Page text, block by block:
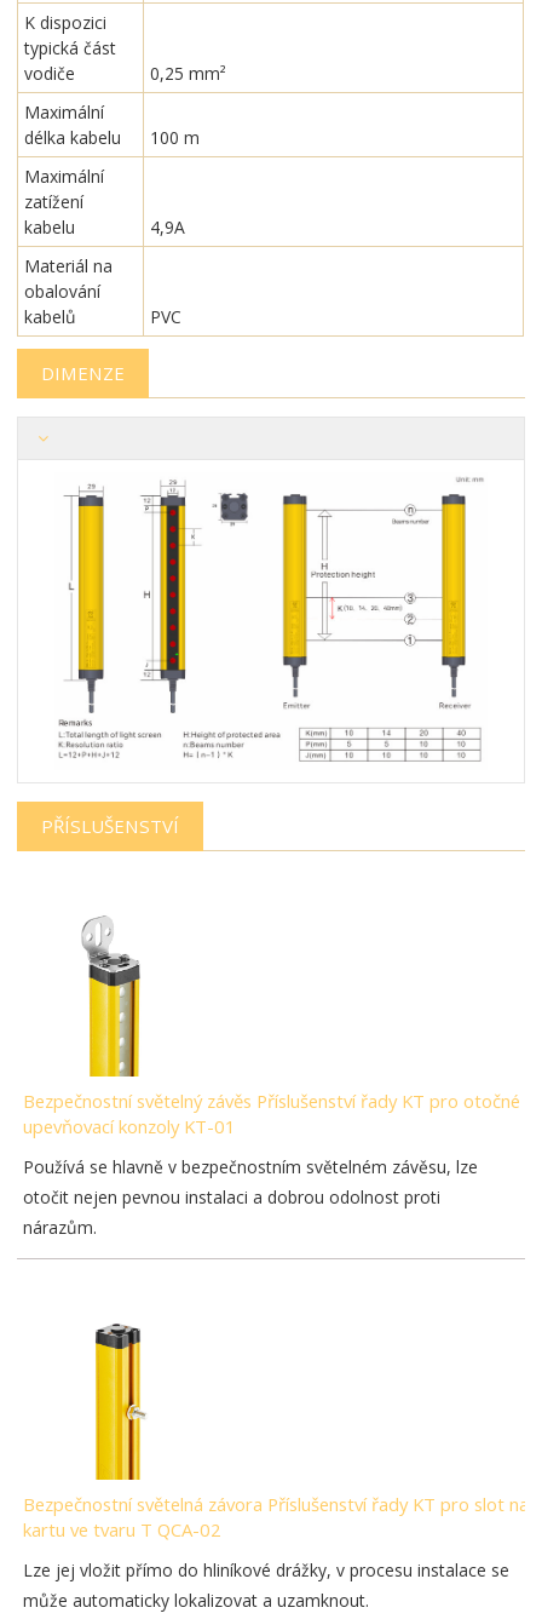
K dispozici
typická část
vodiče
0,25 mm²
Maximální
délka kabelu
100 m
Maximální
zatížení
kabelu
4,9A
Materiál na
obalování
kabelů
PVC
DIMENZE
PŘÍSLUŠENSTVÍ
Bezpečnostní světelný závěs Příslušenství řady KT pro otočné
upevňovací konzoly KT-01
Používá se hlavně v bezpečnostním světelném závěsu, lze
otočit nejen pevnou instalaci a dobrou odolnost proti
nárazům.
Bezpečnostní světelná závora Příslušenství řady KT pro slot na
kartu ve tvaru T QCA-02
Lze jej vložit přímo do hliníkové drážky, v procesu instalace se
může automaticky lokalizovat a uzamknout.